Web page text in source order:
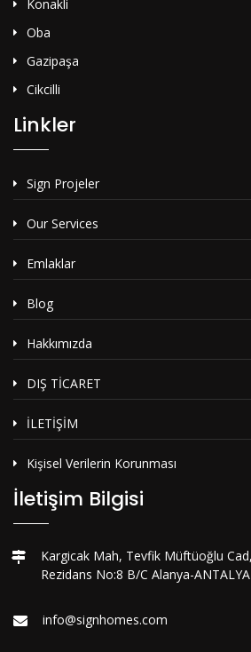
Konakli
Oba
Gazipaşa
Cikcilli
Linkler
Sign Projeler
Our Services
Emlaklar
Blog
Hakkımızda
DIŞ TİCARET
İLETİŞİM
Kişisel Verilerin Korunması
İletişim Bilgisi
Kargicak Mah, Tevfik Müftüoğlu
Rezidans No:8 B/C Alanya-ANTALYA
info@signhomes.com